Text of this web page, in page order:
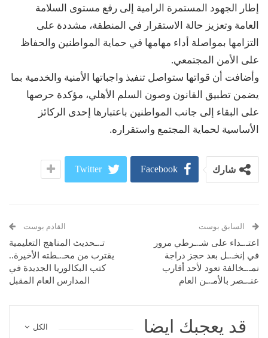
إطار الجهود المستمرة الرامية إلى رفع مستوى السلامة
العامة وتعزيز حالة الاستقرار في المنطقة، مشددة على
التزامها بمواصلة أداء مهامها في حماية المواطنين والحفاظ
على الأمن المجتمعي.
وأضافت أن قواتها ستواصل تنفيذ واجباتها الأمنية والخدمية بما
يضمن تطبيق القانون وصون السلم الأهلي، مؤكدة حرصها
على البقاء إلى جانب المواطنين باعتبارها إحدى الركائز
الأساسية لحماية المجتمع واستقراره.
شارك Facebook
Twitter
السابق بوست
اعتـ.ـداء على شـ.ـرطي مرور
في إنخـ.ـل بعد حجز دراجة
نمـ.ـخالفة تعود لأحد أقارب
عنـ.ـصر بالأمـ.ـن العام
القادم بوست
تـ.ـحديث المناهج التعليمية
يقترب من محـ.ـطته الأخيرة..
كتب البكالوريا الجديدة في
المدارس العام المقبل
الكل قد يعجبك ايضا